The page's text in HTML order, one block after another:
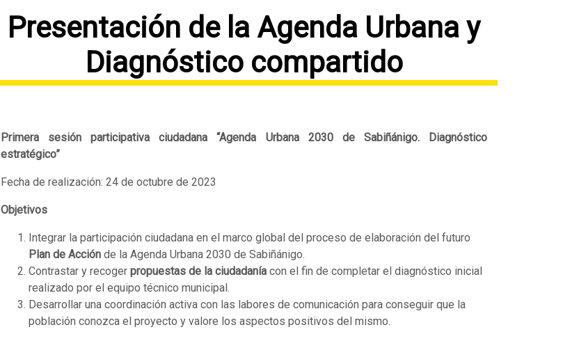
Presentación de la Agenda Urbana y
Diagnóstico compartido
Primera sesión participativa ciudadana “Agenda Urbana 2030 de Sabiñánigo. Diagnóstico
estratégico”
Fecha de realización: 24 de octubre de 2023
Objetivos
Integrar la participación ciudadana en el marco global del proceso de elaboración del futuro
Plan de Acción de la Agenda Urbana 2030 de Sabiñánigo.
Contrastar y recoger propuestas de la ciudadanía con el fin de completar el diagnóstico inicial
realizado por el equipo técnico municipal.
Desarrollar una coordinación activa con las labores de comunicación para conseguir que la
población conozca el proyecto y valore los aspectos positivos del mismo.